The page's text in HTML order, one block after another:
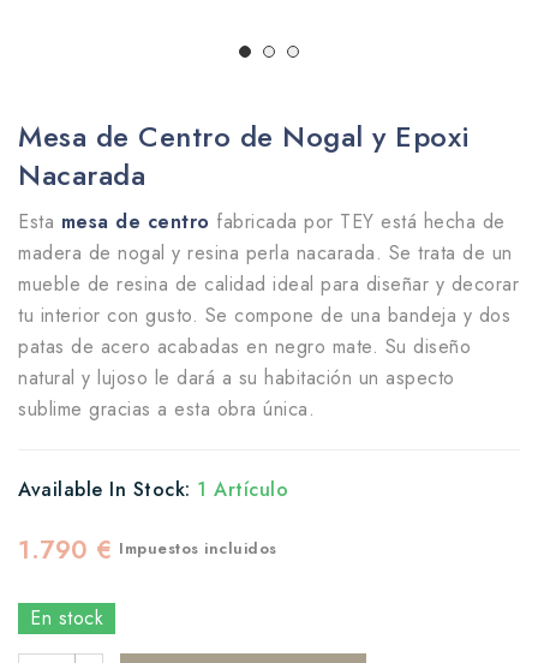
Mesa de Centro de Nogal y Epoxi
Nacarada
Esta mesa de centro fabricada por TEY está hecha de
madera de nogal y resina perla nacarada. Se trata de un
mueble de resina de calidad ideal para diseñar y decorar
tu interior con gusto. Se compone de una bandeja y dos
patas de acero acabadas en negro mate. Su diseño
natural y lujoso le dará a su habitación un aspecto
sublime gracias a esta obra única.
Available In Stock: 1 Artículo
1.790 € Impuestos incluidos
En stock